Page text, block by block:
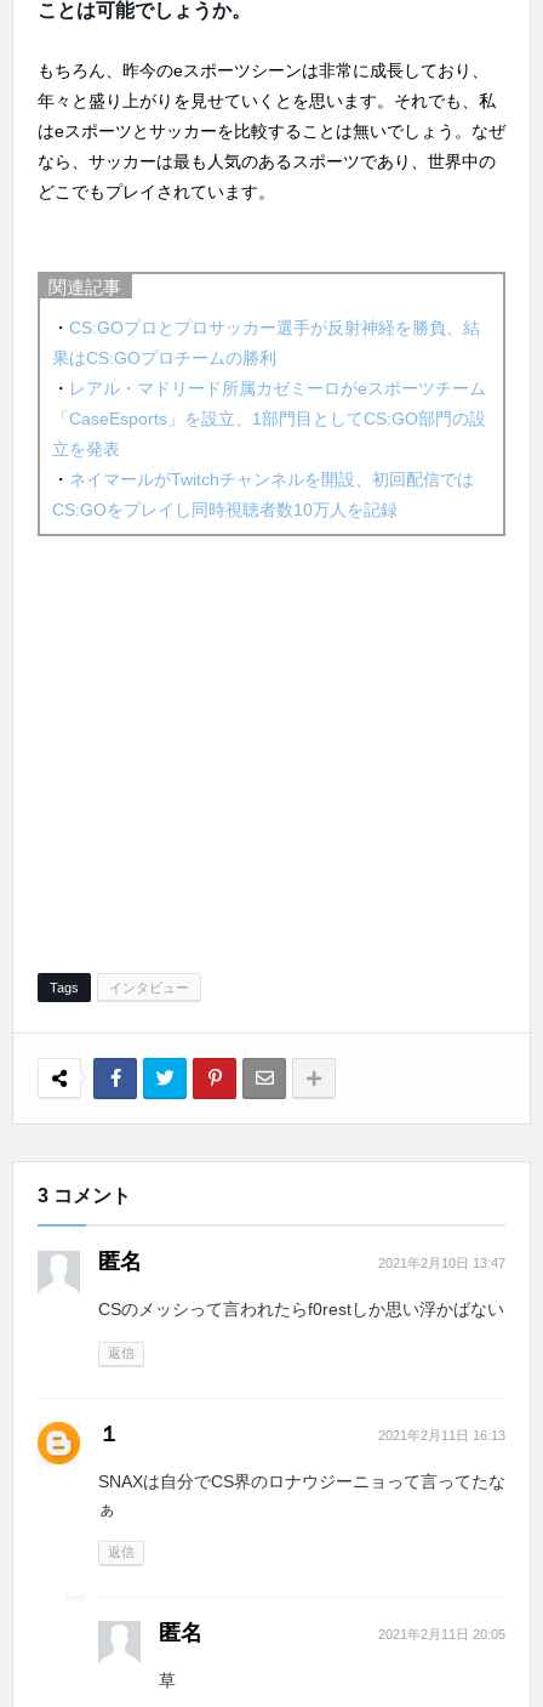
ことは可能でしょうか。
もちろん、昨今のeスポーツシーンは非常に成長しており、
年々と盛り上がりを見せていくとを思います。それでも、私
はeスポーツとサッカーを比較することは無いでしょう。なぜ
なら、サッカーは最も人気のあるスポーツであり、世界中の
どこでもプレイされています。
関連記事
・ CS:GOプロとプロサッカー選手が反射神経を勝負、結
果はCS:GOプロチームの勝利
・ レアル・マドリード所属カゼミーロがeスポーツチーム
「CaseEsports」を設立、1部門目としてCS:GO部門の設
立を発表
・ ネイマールがTwitchチャンネルを開設、初回配信では
CS:GOをプレイし同時視聴者数10万人を記録
Tags インタビュー
3 コメント
匿名 2021年2月10日 13:47
CSのメッシって言われたらf0restしか思い浮かばない
返信
１ 2021年2月11日 16:13
SNAXは自分でCS界のロナウジーニョって言ってたな
ぁ
返信
匿名 2021年2月11日 20:05
草